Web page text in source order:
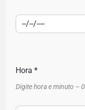
Hora *
Digite hora e minuto –